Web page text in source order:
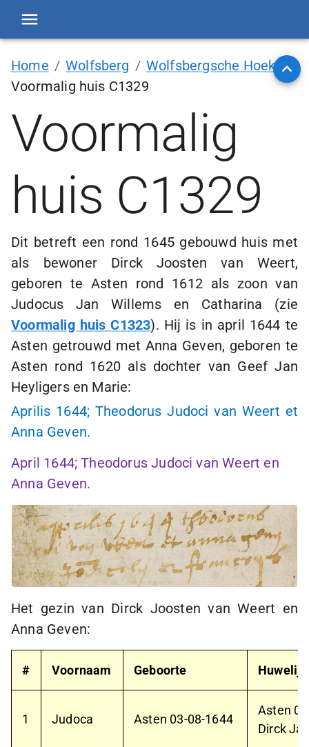
Home / Wolfsberg / Wolfsbergsche Hoek /
Voormalig huis C1329
Voormalig
huis C1329
Dit betreft een rond 1645 gebouwd huis met
als bewoner Dirck Joosten van Weert,
geboren te Asten rond 1612 als zoon van
Judocus Jan Willems en Catharina (zie
Voormalig huis C1323). Hij is in april 1644 te
Asten getrouwd met Anna Geven, geboren te
Asten rond 1620 als dochter van Geef Jan
Heyligers en Marie:
Aprilis 1644; Theodorus Judoci van Weert et
Anna Geven.
April 1644; Theodorus Judoci van Weert en
Anna Geven.
Het gezin van Dirck Joosten van Weert en
Anna Geven:
# Voornaam Geboorte Huwelijk
1 Judoca Asten 03-08-1644
Asten
Dirck